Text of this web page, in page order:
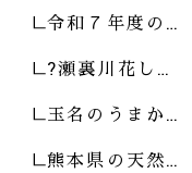
令和７年度の…
?瀬裏川花し…
玉名のうまか…
熊本県の天然…